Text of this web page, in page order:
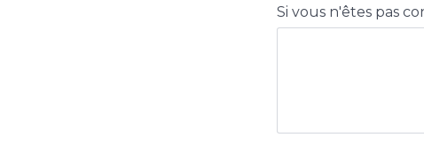
Si vous n'êtes pas